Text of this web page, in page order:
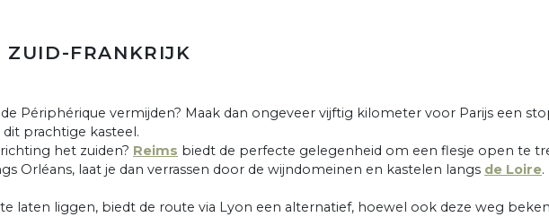
ZUID-FRANKRIJK
de Périphérique vermijden? Maak dan ongeveer vijftig kilometer voor Parijs een
prachtige kasteel.
het zuiden? Reims biedt de perfecte gelegenheid om een flesje open te
Orléans, laat je dan verrassen door de wijndomeinen en kastelen langs de Loire
te laten liggen, biedt de route via Lyon een alternatief, hoewel ook deze weg